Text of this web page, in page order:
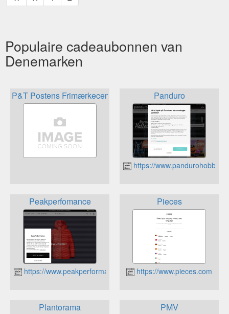
Populaire cadeaubonnen van
Denemarken
P&T Postens Frimærkecenter Panduro
https://www.pandurohobby.dk
Peakperfomance
https://www.peakperformance.com
Pieces
https://www.pieces.com
Plantorama PMV